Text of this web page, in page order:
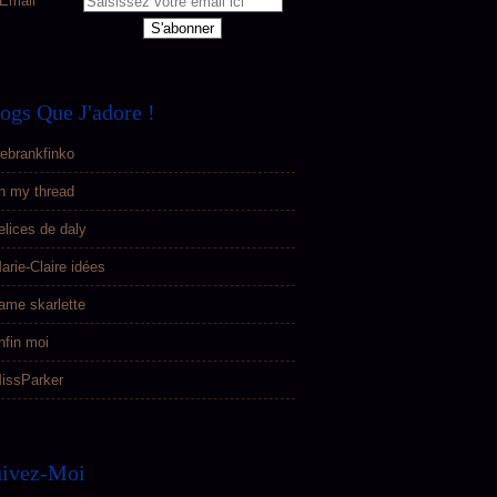
Que J'adore !
my thread
de daly
Claire idées
skarlette
moi
Moi